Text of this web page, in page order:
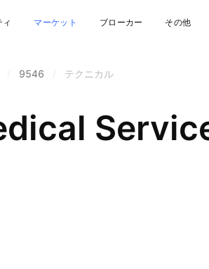
ィ マーケット ブローカー その他
9546 テクニカル